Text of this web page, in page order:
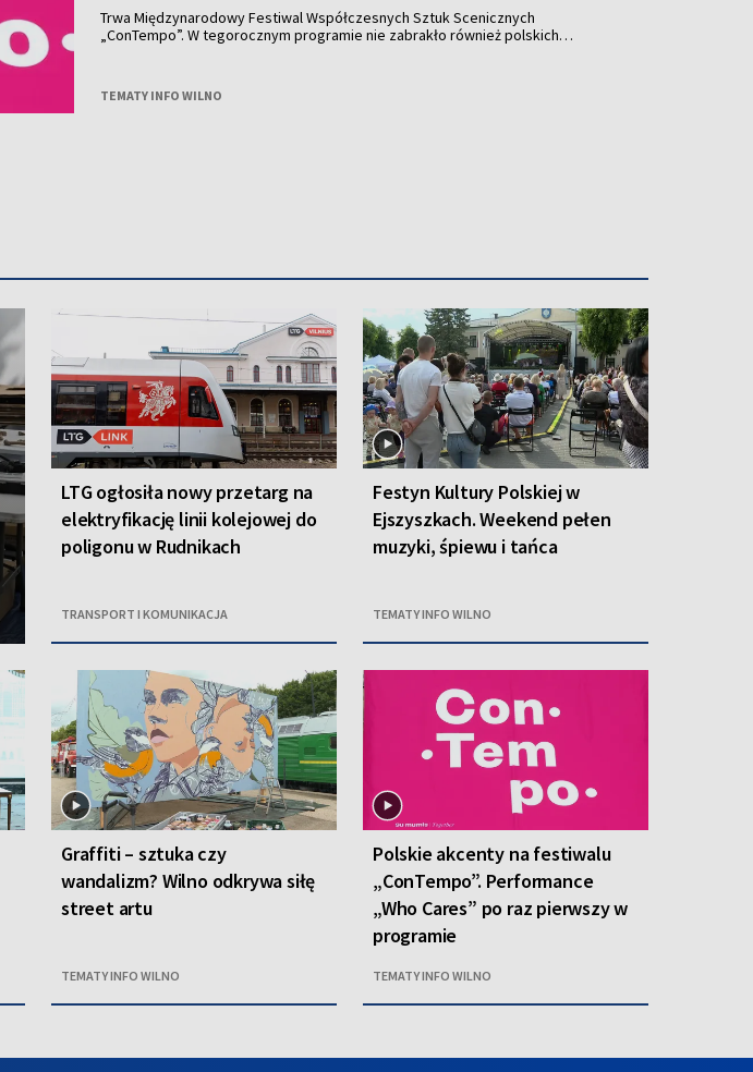
Trwa Międzynarodowy Festiwal Współczesnych Sztuk Scenicznych
„ConTempo”. W tegorocznym programie nie zabrakło również polskich
„Who Cares”.
TEMATY INFO WILNO
LTG ogłosiła nowy przetarg na
elektryfikację linii kolejowej do
poligonu w Rudnikach
TRANSPORT I KOMUNIKACJA
Festyn Kultury Polskiej w
Ejszyszkach. Weekend pełen
muzyki, śpiewu i tańca
TEMATY INFO WILNO
Graffiti – sztuka czy
wandalizm? Wilno odkrywa siłę
street artu
TEMATY INFO WILNO
Polskie akcenty na festiwalu
„ConTempo”. Performance
„Who Cares” po raz pierwszy w
programie
TEMATY INFO WILNO